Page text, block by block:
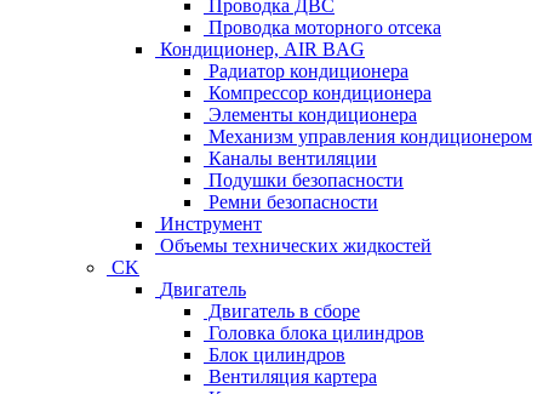
Проводка ДВС
Проводка моторного отсека
Кондиционер, AIR BAG
Радиатор кондиционера
Компрессор кондиционера
Элементы кондиционера
Механизм управления кондиционером
Каналы вентиляции
Подушки безопасности
Ремни безопасности
Инструмент
Объемы технических жидкостей
CK
Двигатель
Двигатель в сборе
Головка блока цилиндров
Блок цилиндров
Вентиляция картера